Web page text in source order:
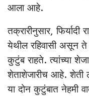
आला आहे.
तक्रारीनुसार,
येथील रहिवासी असून ते
कुटुंब राहते. त्यांच्या
शेताशेजारीच आहे. शेती
या दोन कुटुंबात नेहमी